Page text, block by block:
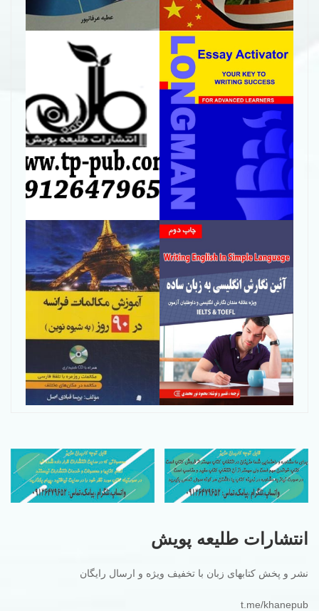
انتشارات طلیعه پویش
نشر و پخش کتابهای زبان با تخفیف ویژه و ارسال رایگان
t.me/khanepub